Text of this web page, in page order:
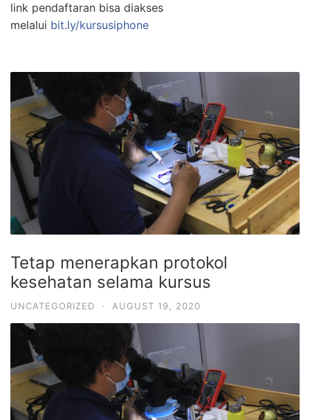
link pendaftaran bisa diakses
melalui bit.ly/kursusiphone
Tetap menerapkan protokol
kesehatan selama kursus
UNCATEGORIZED · AUGUST 19, 2020